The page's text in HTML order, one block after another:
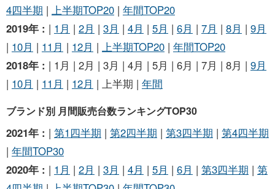
4四半期 | 上半期TOP20 | 年間TOP20
2019年 : | 1月 | 2月 | 3月 | 4月 | 5月 | 6月 | 7月 | 8月 | 9月
| 10月 | 11月 | 12月 | 上半期TOP20 | 年間TOP20
2018年 : | 1月 | 2月 | 3月 | 4月 | 5月 | 6月 | 7月 | 8月 | 9月
| 10月 | 11月 | 12月 | 上半期 | 年間
ブランド別 月間販売台数ランキングTOP30
2021年 : | 第1四半期 | 第2四半期 | 第3四半期 | 第4四半期
| 年間TOP30
2020年 : | 1月 | 2月 | 3月 | 4月 | 5月 | 6月 | 第3四半期 | 第